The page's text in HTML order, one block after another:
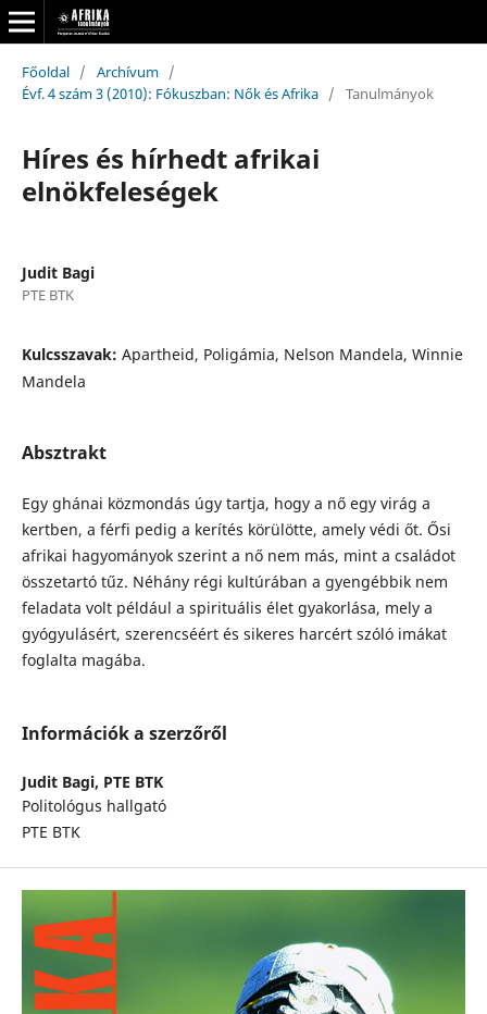
Főoldal / Archívum /
Évf. 4 szám 3 (2010): Fókuszban: Nők és Afrika / Tanulmányok
Híres és hírhedt afrikai
elnökfeleségek
Judit Bagi
PTE BTK
Kulcsszavak: Apartheid, Poligámia, Nelson Mandela, Winnie
Mandela
Absztrakt
Egy ghánai közmondás úgy tartja, hogy a nő egy virág a
kertben, a férfi pedig a kerítés körülötte, amely védi őt. Ősi
afrikai hagyományok szerint a nő nem más, mint a családot
összetartó tűz. Néhány régi kultúrában a gyengébbik nem
feladata volt például a spirituális élet gyakorlása, mely a
gyógyulásért, szerencséért és sikeres harcért szóló imákat
foglalta magába.
Információk a szerzőről
Judit Bagi, PTE BTK
Politológus hallgató
PTE BTK